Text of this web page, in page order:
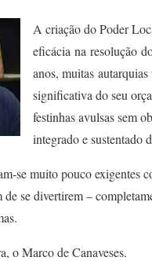
A criação do Poder
eficácia na resolução
anos, muitas autarquias
significativa do seu
festinhas avulsas sem
integrado e sustentado
se muito pouco exigentes
de se divertirem –
o Marco de Canaveses.